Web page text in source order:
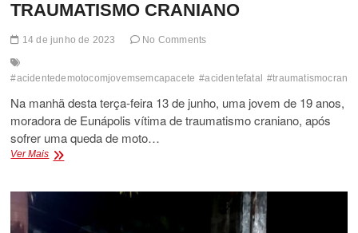
TRAUMATISMO CRANIANO
14 de junho de 2023 No Comments
#acidentedemotocomjovemsemcapacete #acidentefatal
Na manhã desta terça-feira 13 de junho, uma jovem de 19 anos,
moradora de Eunápolis vítima de traumatismo craniano, após
sofrer uma queda de moto…
Ver MaisJOVEM
CRANIANO